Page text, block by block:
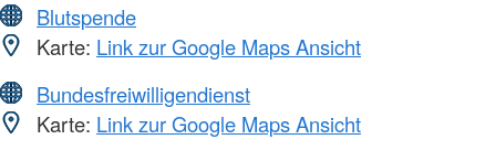
Blutspende
Karte: Link zur Google Maps Ansicht
Bundesfreiwilligendienst
Karte: Link zur Google Maps Ansicht